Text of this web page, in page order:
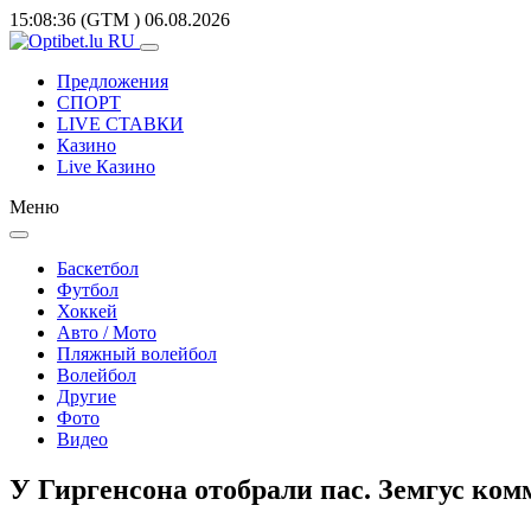
15:08:36 (GTM ) 06.08.2026
Предложения
СПОРТ
LIVE СТАВКИ
Казино
Live Казино
Меню
Баскетбол
Футбол
Хоккей
Авто / Мото
Пляжный волейбол
Волейбол
Другие
Фото
Видео
У Гиргенсона отобрали пас. Земгус